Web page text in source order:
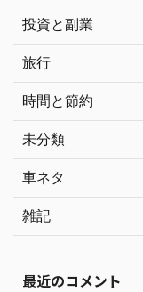
投資と副業
旅行
時間と節約
未分類
車ネタ
雑記
最近のコメント